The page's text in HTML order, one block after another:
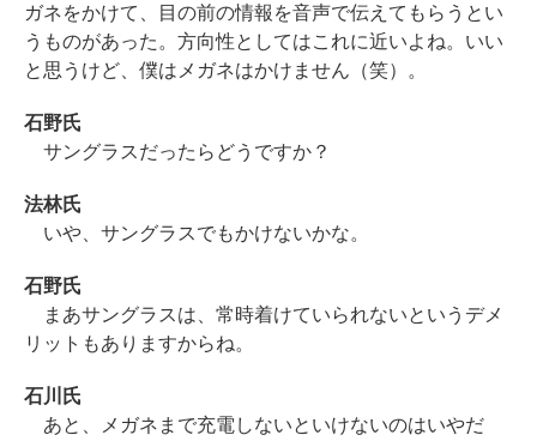
ガネをかけて、目の前の情報を音声で伝えてもらうとい
うものがあった。方向性としてはこれに近いよね。いい
と思うけど、僕はメガネはかけません（笑）。
石野氏
サングラスだったらどうですか？
法林氏
いや、サングラスでもかけないかな。
石野氏
まあサングラスは、常時着けていられないというデメ
リットもありますからね。
石川氏
あと、メガネまで充電しないといけないのはいやだ